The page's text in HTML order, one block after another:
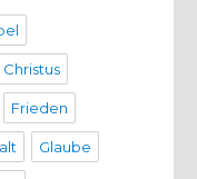
Christus
Frieden
Glaube